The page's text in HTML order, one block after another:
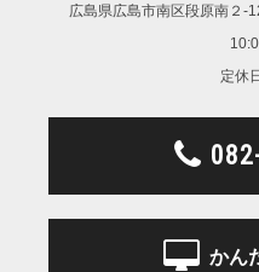
広島県広島市南区段原南２-
定休
かん